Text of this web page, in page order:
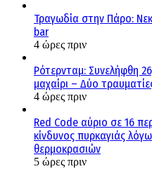
Τραγωδία στην Πάρο:
bar
4 ώρες πριν
Ρότερνταμ: Συνελήφθη
μαχαίρι – Δύο
4 ώρες πριν
Red Code αύριο σε 16
κίνδυνος πυρκαγιάς
θερμοκρασιών
5 ώρες πριν